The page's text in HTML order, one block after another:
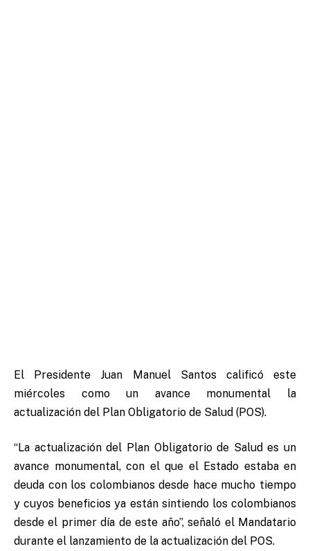
El Presidente Juan Manuel Santos calificó este
miércoles como un avance monumental la
actualización del Plan Obligatorio de Salud (POS).
“La actualización del Plan Obligatorio de Salud es un
avance monumental, con el que el Estado estaba en
deuda con los colombianos desde hace mucho tiempo
y cuyos beneficios ya están sintiendo los colombianos
desde el primer día de este año”, señaló el Mandatario
durante el lanzamiento de la actualización del POS.